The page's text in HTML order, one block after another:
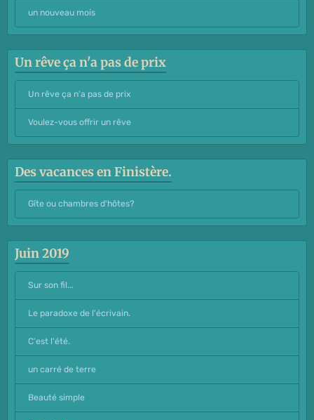
un nouveau mois
Un rêve ça n'a pas de prix
Un rêve ça n'a pas de prix
Voulez-vous offrir un rêve
Des vacances en Finistère.
Gîte ou chambres d'hôtes?
Juin 2019
Sur son fil...
Le paradoxe de l'écrivain.
C'est l'été.
un carré de terre
Beauté simple